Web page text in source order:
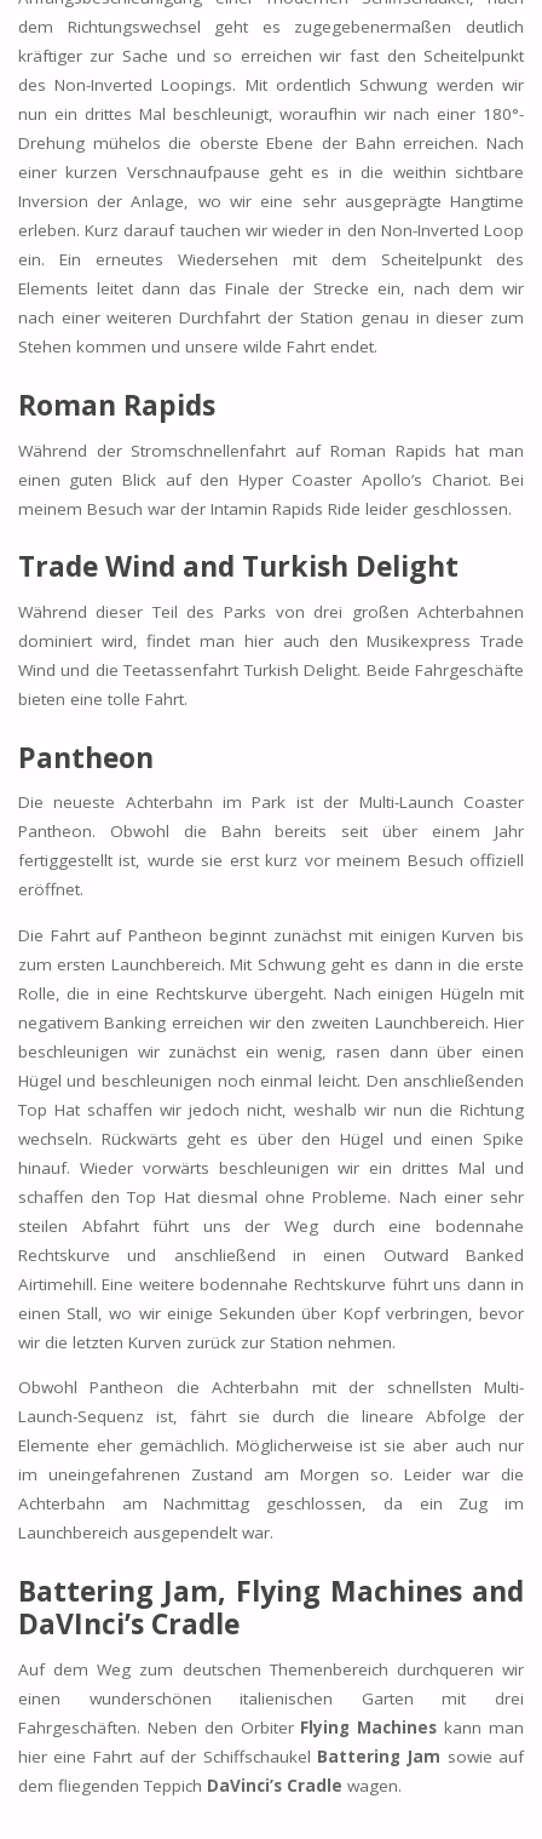
dem Richtungswechsel geht es zugegebenermaßen deutlich
kräftiger zur Sache und so erreichen wir fast den Scheitelpunkt
des Non-Inverted Loopings. Mit ordentlich Schwung werden wir
nun ein drittes Mal beschleunigt, woraufhin wir nach einer 180°-
Drehung mühelos die oberste Ebene der Bahn erreichen. Nach
einer kurzen Verschnaufpause geht es in die weithin sichtbare
Inversion der Anlage, wo wir eine sehr ausgeprägte Hangtime
erleben. Kurz darauf tauchen wir wieder in den Non-Inverted Loop
ein. Ein erneutes Wiedersehen mit dem Scheitelpunkt des
Elements leitet dann das Finale der Strecke ein, nach dem wir
nach einer weiteren Durchfahrt der Station genau in dieser zum
Stehen kommen und unsere wilde Fahrt endet.
Roman Rapids
Während der Stromschnellenfahrt auf Roman Rapids hat man
einen guten Blick auf den Hyper Coaster Apollo’s Chariot. Bei
meinem Besuch war der Intamin Rapids Ride leider geschlossen.
Trade Wind and Turkish Delight
Während dieser Teil des Parks von drei großen Achterbahnen
dominiert wird, findet man hier auch den Musikexpress Trade
Wind und die Teetassenfahrt Turkish Delight. Beide Fahrgeschäfte
bieten eine tolle Fahrt.
Pantheon
Die neueste Achterbahn im Park ist der Multi-Launch Coaster
Pantheon. Obwohl die Bahn bereits seit über einem Jahr
fertiggestellt ist, wurde sie erst kurz vor meinem Besuch offiziell
eröffnet.
Die Fahrt auf Pantheon beginnt zunächst mit einigen Kurven bis
zum ersten Launchbereich. Mit Schwung geht es dann in die erste
Rolle, die in eine Rechtskurve übergeht. Nach einigen Hügeln mit
negativem Banking erreichen wir den zweiten Launchbereich. Hier
beschleunigen wir zunächst ein wenig, rasen dann über einen
Hügel und beschleunigen noch einmal leicht. Den anschließenden
Top Hat schaffen wir jedoch nicht, weshalb wir nun die Richtung
wechseln. Rückwärts geht es über den Hügel und einen Spike
hinauf. Wieder vorwärts beschleunigen wir ein drittes Mal und
schaffen den Top Hat diesmal ohne Probleme. Nach einer sehr
steilen Abfahrt führt uns der Weg durch eine bodennahe
Rechtskurve und anschließend in einen Outward Banked
Airtimehill. Eine weitere bodennahe Rechtskurve führt uns dann in
einen Stall, wo wir einige Sekunden über Kopf verbringen, bevor
wir die letzten Kurven zurück zur Station nehmen.
Obwohl Pantheon die Achterbahn mit der schnellsten Multi-
Launch-Sequenz ist, fährt sie durch die lineare Abfolge der
Elemente eher gemächlich. Möglicherweise ist sie aber auch nur
im uneingefahrenen Zustand am Morgen so. Leider war die
Achterbahn am Nachmittag geschlossen, da ein Zug im
Launchbereich ausgependelt war.
Battering Jam, Flying Machines and
DaVInci’s Cradle
Auf dem Weg zum deutschen Themenbereich durchqueren wir
einen wunderschönen italienischen Garten mit drei
Fahrgeschäften. Neben den Orbiter Flying Machineskann man
hier eine Fahrt auf der Schiffschaukel Battering Jam sowie auf
dem fliegenden Teppich DaVinci’s Cradle wagen.